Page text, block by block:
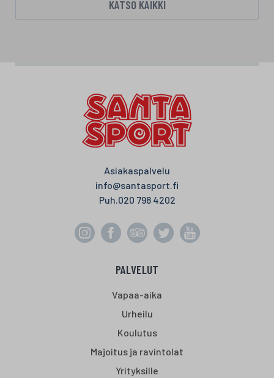
KATSO KAIKKI
Asiakaspalvelu
info@santasport.fi
Puh.020 798 4202
PALVELUT
Vapaa-aika
Urheilu
Koulutus
Majoitus ja ravintolat
Yrityksille